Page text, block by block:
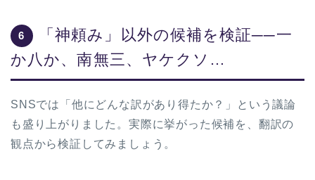
6
「神頼み」以外の候補を検証──一
か八か、南無三、ヤケクソ…
SNSでは「他にどんな訳があり得たか？」という議論
も盛り上がりました。実際に挙がった候補を、翻訳の
観点から検証してみましょう。